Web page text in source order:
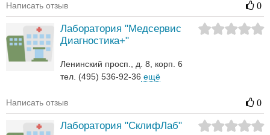
Написать отзыв 0
Лаборатория "Медсервис
Диагностика+"
Ленинский просп., д. 8, корп. 6
тел. (495) 536-92-36 ещё
Написать отзыв 0
Лаборатория "СклифЛаб"